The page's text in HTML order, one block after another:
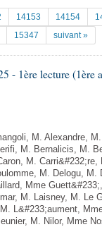
)
14153 14154
15347 suivant »
- 1ère lecture (1ère
M. Alexandre,
M. Bernalicis, M.
M.
M. Delogu, M.
Mme
M. Laisney, M. Le
L&#233;aument,
M. Nilor, Mme